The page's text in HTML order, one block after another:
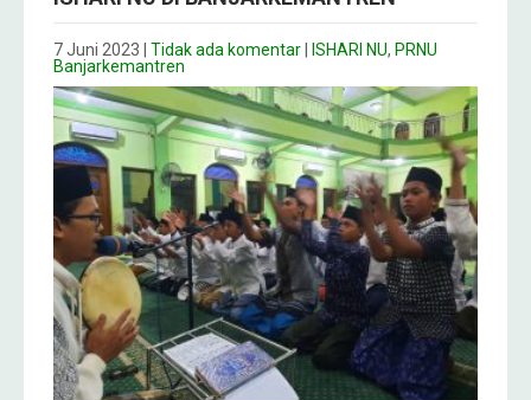
7 Juni 2023 Tidak ada komentar ISHARI NU, PRNU
Banjarkemantren